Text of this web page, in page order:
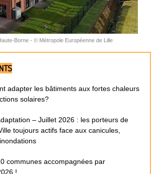
Borne - © Métropole Européenne de Lille
adapter les bâtiments aux fortes chaleurs
solaires?
– Juillet 2026 : les porteurs de
toujours actifs face aux canicules,
communes accompagnées par
!